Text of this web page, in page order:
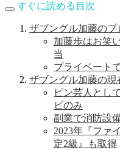
すぐに読める目次
ザブングル加藤のプ
加藤歩はお笑
当
プライベート
ザブングル加藤の現
ピン芸人とし
ビのみ
副業で消防設
2023年『ファ
定2級』も取得